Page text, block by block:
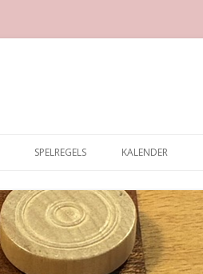
SPELREGELS KALENDER